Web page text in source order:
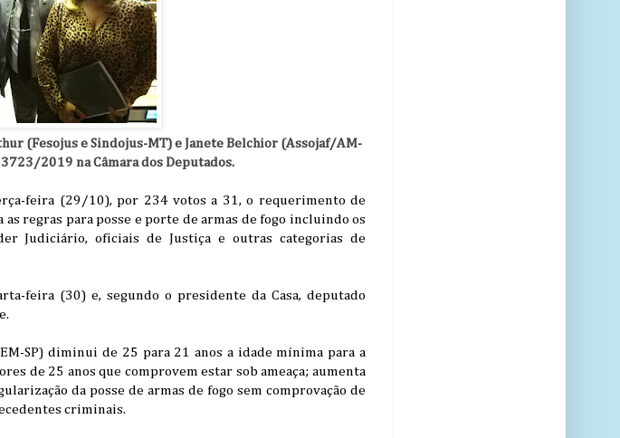
(Fesojus e Sindojus-MT) e Janete Belchior (Assojaf/AM-
2019 na Câmara dos Deputados.
feira (29/10), por 234 votos a 31, o requerimento de
regras para posse e porte de armas de fogo incluindo os
Judiciário, oficiais de Justiça e outras categorias de
feira (30) e, segundo o presidente da Casa, deputado
SP) diminui de 25 para 21 anos a idade mínima para a
de 25 anos que comprovem estar sob ameaça; aumenta
da posse de armas de fogo sem comprovação de
criminais.